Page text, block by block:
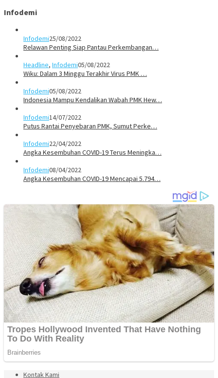
Infodemi
Infodemi25/08/2022
Relawan Penting Siap Pantau Perkembangan…
Headline, Infodemi05/08/2022
Wiku: Dalam 3 Minggu Terakhir Virus PMK …
Infodemi05/08/2022
Indonesia Mampu Kendalikan Wabah PMK Hew…
Infodemi14/07/2022
Putus Rantai Penyebaran PMK, Sumut Perke…
Infodemi22/04/2022
Angka Kesembuhan COVID-19 Terus Meningka…
Infodemi08/04/2022
Angka Kesembuhan COVID-19 Mencapai 5.794…
Kontak Kami